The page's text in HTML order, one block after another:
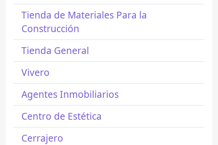
Tienda de Materiales Para la
Construcción
Tienda General
Vivero
Agentes Inmobiliarios
Centro de Estética
Cerrajero